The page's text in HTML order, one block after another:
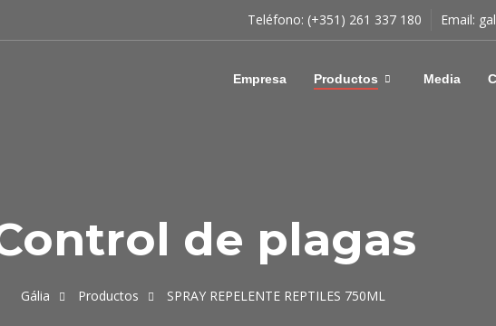
Teléfono: (+351) 261 337 180 Email:
Empresa Productos Media
de plagas
Gália Productos SPRAY REPELENTE REPTILES 750ML